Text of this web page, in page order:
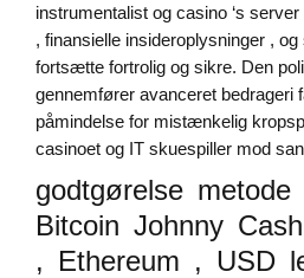
instrumentalist og casino ‘s
, finansielle insideroplysninger ,
fortsætte fortrolig og sikre. Den
gennemfører avanceret bedrageri
påmindelse for mistænkelig
casinoet og IT skuespiller mod
godtgørelse
Bitcoin Johnny
, Ethereum , USD